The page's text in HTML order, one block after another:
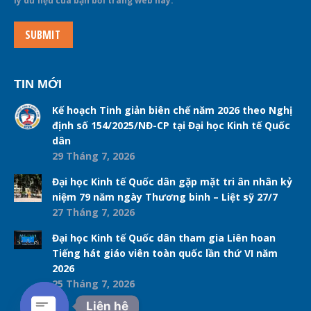
SUBMIT
TIN MỚI
Kế hoạch Tinh giản biên chế năm 2026 theo Nghị
định số 154/2025/NĐ-CP tại Đại học Kinh tế Quốc
dân
29 Tháng 7, 2026
Đại học Kinh tế Quốc dân gặp mặt tri ân nhân kỷ
niệm 79 năm ngày Thương binh – Liệt sỹ 27/7
27 Tháng 7, 2026
Đại học Kinh tế Quốc dân tham gia Liên hoan
Tiếng hát giáo viên toàn quốc lần thứ VI năm
2026
25 Tháng 7, 2026
Liên hệ